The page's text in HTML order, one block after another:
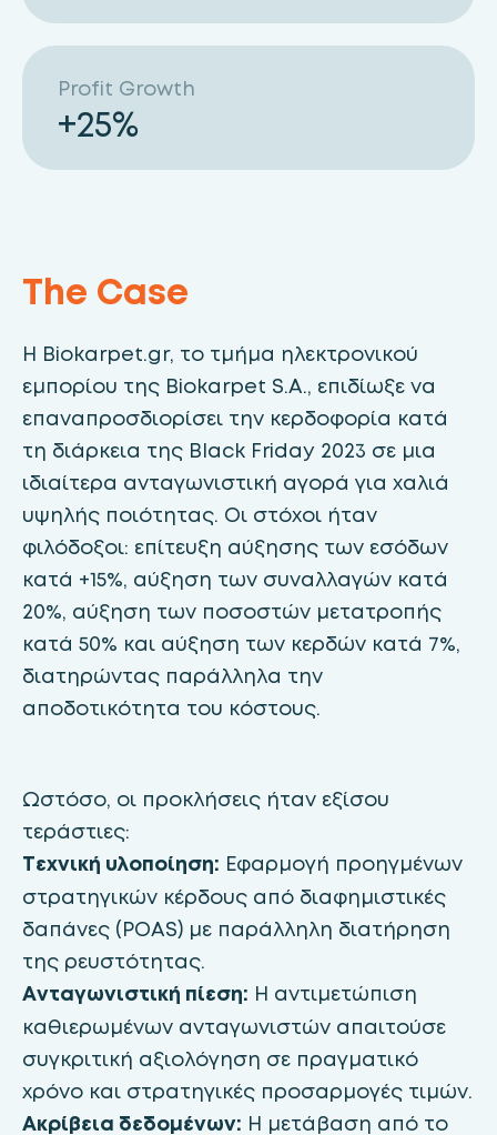
Profit Growth
+25%
The Case
Η Biokarpet.gr, το τμήμα ηλεκτρονικού
εμπορίου της Biokarpet S.A., επιδίωξε να
επαναπροσδιορίσει την κερδοφορία κατά
τη διάρκεια της Black Friday 2023 σε μια
ιδιαίτερα ανταγωνιστική αγορά για χαλιά
υψηλής ποιότητας. Οι στόχοι ήταν
φιλόδοξοι: επίτευξη αύξησης των εσόδων
κατά +15%, αύξηση των συναλλαγών κατά
20%, αύξηση των ποσοστών μετατροπής
κατά 50% και αύξηση των κερδών κατά 7%,
διατηρώντας παράλληλα την
αποδοτικότητα του κόστους.
Ωστόσο, οι προκλήσεις ήταν εξίσου
τεράστιες:
Τεχνική υλοποίηση: Εφαρμογή προηγμένων
στρατηγικών κέρδους από διαφημιστικές
δαπάνες (POAS) με παράλληλη διατήρηση
της ρευστότητας.
Ανταγωνιστική πίεση: Η αντιμετώπιση
καθιερωμένων ανταγωνιστών απαιτούσε
συγκριτική αξιολόγηση σε πραγματικό
χρόνο και στρατηγικές προσαρμογές τιμών.
Ακρίβεια δεδομένων: Η μετάβαση από το